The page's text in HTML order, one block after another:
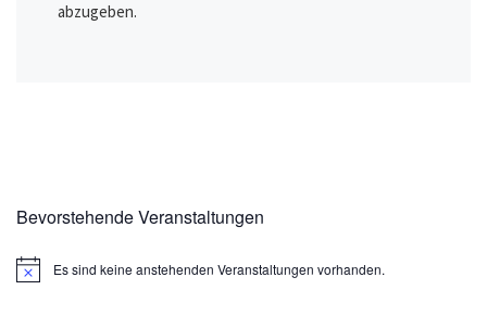
abzugeben.
Bevorstehende Veranstaltungen
H
Es sind keine anstehenden Veranstaltungen vorhanden.